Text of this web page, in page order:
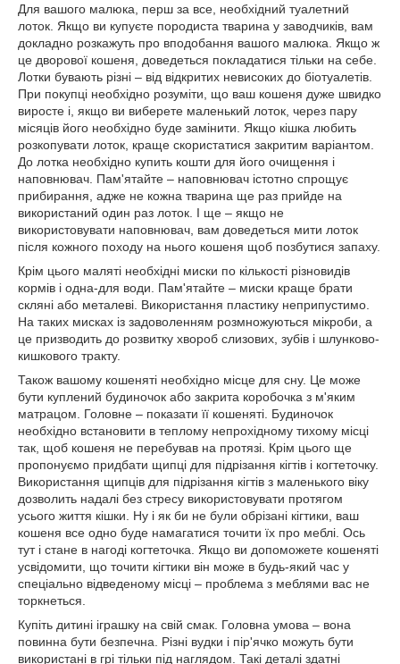
Для вашого малюка, перш за все, необхідний туалетний
лоток. Якщо ви купуєте породиста тварина у заводчиків, вам
докладно розкажуть про вподобання вашого малюка. Якщо ж
це дворової кошеня, доведеться покладатися тільки на себе.
Лотки бувають різні – від відкритих невисоких до біотуалетів.
При покупці необхідно розуміти, що ваш кошеня дуже швидко
виросте і, якщо ви виберете маленький лоток, через пару
місяців його необхідно буде замінити. Якщо кішка любить
розкопувати лоток, краще скористатися закритим варіантом.
До лотка необхідно купить кошти для його очищення і
наповнювач. Пам'ятайте – наповнювач істотно спрощує
прибирання, адже не кожна тварина ще раз прийде на
використаний один раз лоток. І ще – якщо не
використовувати наповнювач, вам доведеться мити лоток
після кожного походу на нього кошеня щоб позбутися запаху.
Крім цього маляті необхідні миски по кількості різновидів
кормів і одна-для води. Пам'ятайте – миски краще брати
скляні або металеві. Використання пластику неприпустимо.
На таких мисках із задоволенням розмножуються мікроби, а
це призводить до розвитку хвороб слизових, зубів і шлунково-
кишкового тракту.
Також вашому кошеняті необхідно місце для сну. Це може
бути куплений будиночок або закрита коробочка з м'яким
матрацом. Головне – показати її кошеняті. Будиночок
необхідно встановити в теплому непрохідному тихому місці
так, щоб кошеня не перебував на протязі. Крім цього ще
пропонуємо придбати щипці для підрізання кігтів і когтеточку.
Використання щипців для підрізання кігтів з маленького віку
дозволить надалі без стресу використовувати протягом
усього життя кішки. Ну і як би не були обрізані кігтики, ваш
кошеня все одно буде намагатися точити їх про меблі. Ось
тут і стане в нагоді когтеточка. Якщо ви допоможете кошеняті
усвідомити, що точити кігтики він може в будь-який час у
спеціально відведеному місці – проблема з меблями вас не
торкнеться.
Купіть дитині іграшку на свій смак. Головна умова – вона
повинна бути безпечна. Різні вудки і пір'ячко можуть бути
використані в грі тільки під наглядом. Такі деталі здатні